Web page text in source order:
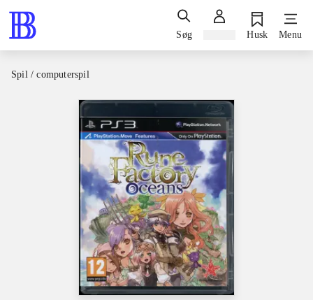
Søg Husk Menu
Spil / computerspil